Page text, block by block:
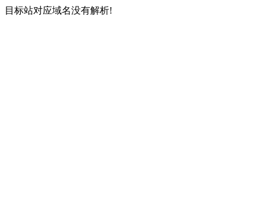
目标站对应域名没有解析!